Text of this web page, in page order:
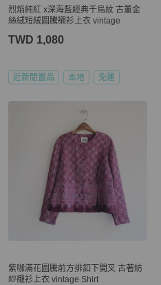
烈焰純紅 x深海藍經典千鳥紋 古董金
絲絨短絨圖騰襯衫上衣 vintage
TWD 1,080
近新閒置品 本地 免運
紫咖滿花圖騰前方排釦下開叉 古著紡
紗襯衫上衣 vintage Shirt